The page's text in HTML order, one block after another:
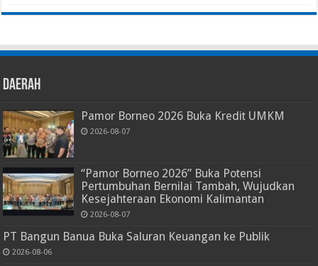
Daerah
Pamor Borneo 2026 Buka Kredit UMKM
2026-08-07
“Pamor Borneo 2026” Buka Potensi
Pertumbuhan Bernilai Tambah, Wujudkan
Kesejahteraan Ekonomi Kalimantan
2026-08-07
PT Bangun Banua Buka Saluran Keuangan ke Publik
2026-08-06